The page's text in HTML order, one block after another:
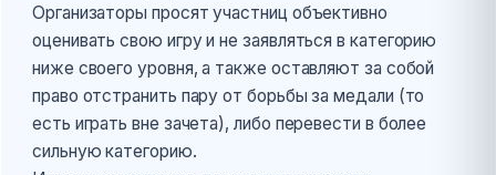
Организаторы просят участниц объективно
оценивать свою игру и не заявляться в категорию
ниже своего уровня, а также оставляют за собой
право отстранить пару от борьбы за медали (то
есть играть вне зачета), либо перевести в более
сильную категорию.